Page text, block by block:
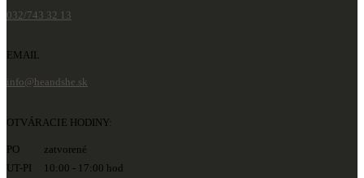
032/743 32 13
EMAIL
info@heandshe.sk
OTVÁRACIE HODINY:
PO zatvorené
UT-PI 10:00 - 17:00 hod